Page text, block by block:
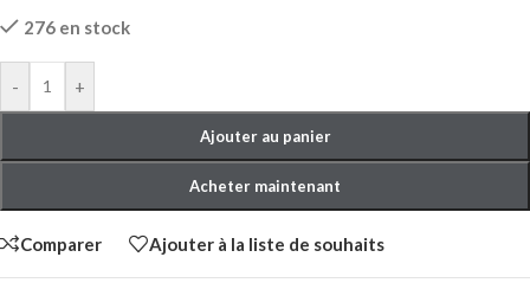
276 en stock
- +
Ajouter au panier
Acheter maintenant
Comparer Ajouter à la liste de souhaits